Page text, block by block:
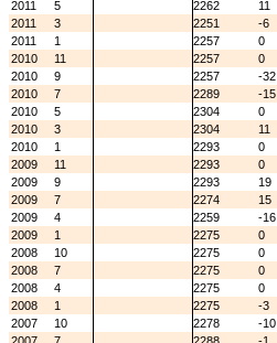
2011
5 2262
11
2011
3 2251
-6
2011
1 2257
0
2010
11 2257
0
2010
9 2257
-32
2010
7 2289
-15
2010
5 2304
0
2010
3 2304
11
2010
1 2293
0
2009
11 2293
0
2009
9 2293
19
2009
7 2274
15
2009
4 2259
-16
2009
1 2275
0
2008
10 2275
0
2008
7 2275
0
2008
4 2275
0
2008
1 2275
-3
2007
10 2278
-10